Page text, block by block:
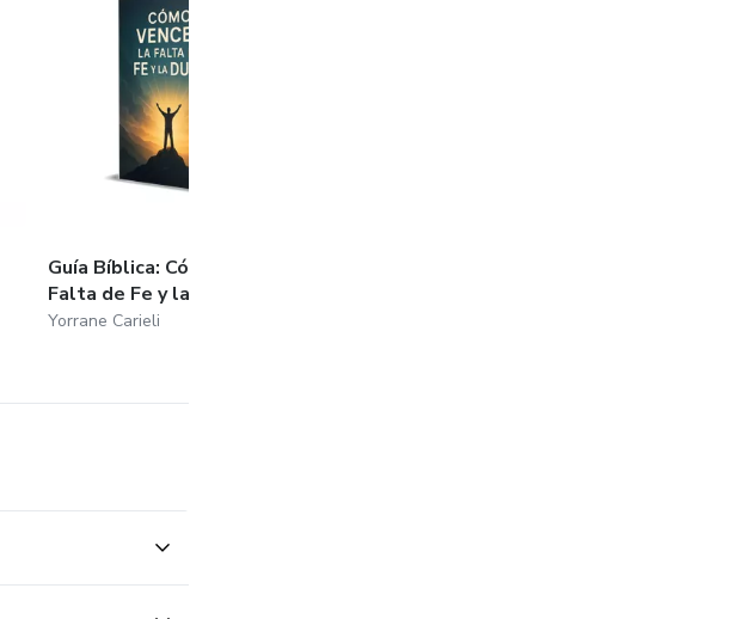
Guía Bíblica: Cómo Vencer la
Falta de Fe y la Duda
Yorrane Carieli